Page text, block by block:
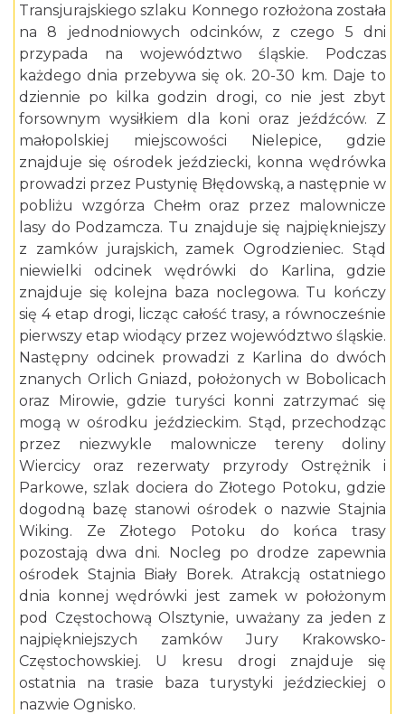
Transjurajskiego szlaku Konnego rozłożona została
na 8 jednodniowych odcinków, z czego 5 dni
przypada na województwo śląskie. Podczas
każdego dnia przebywa się ok. 20-30 km. Daje to
dziennie po kilka godzin drogi, co nie jest zbyt
forsownym wysiłkiem dla koni oraz jeźdźców. Z
małopolskiej miejscowości Nielepice, gdzie
znajduje się ośrodek jeździecki, konna wędrówka
prowadzi przez Pustynię Błędowską, a następnie w
pobliżu wzgórza Chełm oraz przez malownicze
lasy do Podzamcza. Tu znajduje się najpiękniejszy
z zamków jurajskich, zamek Ogrodzieniec. Stąd
niewielki odcinek wędrówki do Karlina, gdzie
znajduje się kolejna baza noclegowa. Tu kończy
się 4 etap drogi, licząc całość trasy, a równocześnie
pierwszy etap wiodący przez województwo śląskie.
Następny odcinek prowadzi z Karlina do dwóch
znanych Orlich Gniazd, położonych w Bobolicach
oraz Mirowie, gdzie turyści konni zatrzymać się
mogą w ośrodku jeździeckim. Stąd, przechodząc
przez niezwykle malownicze tereny doliny
Wiercicy oraz rezerwaty przyrody Ostrężnik i
Parkowe, szlak dociera do Złotego Potoku, gdzie
dogodną bazę stanowi ośrodek o nazwie Stajnia
Wiking. Ze Złotego Potoku do końca trasy
pozostają dwa dni. Nocleg po drodze zapewnia
ośrodek Stajnia Biały Borek. Atrakcją ostatniego
dnia konnej wędrówki jest zamek w położonym
pod Częstochową Olsztynie, uważany za jeden z
najpiękniejszych zamków Jury Krakowsko-
Częstochowskiej. U kresu drogi znajduje się
ostatnia na trasie baza turystyki jeździeckiej o
nazwie Ognisko.